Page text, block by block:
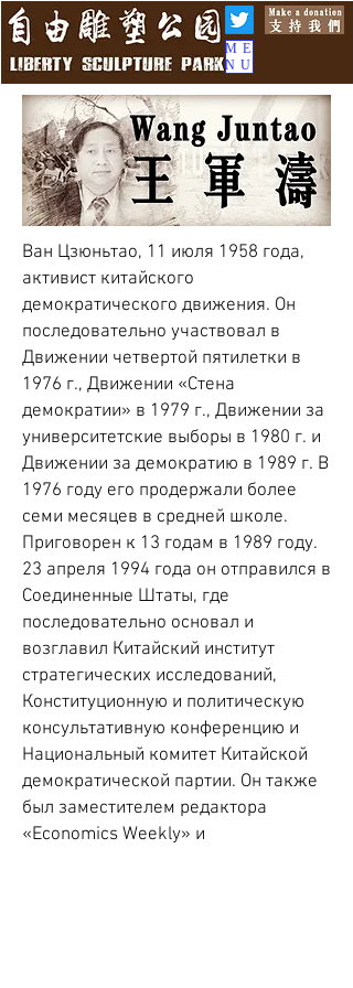
ME
NU
Ван Цзюньтао, 11 июля 1958 года,
активист китайского
демократического движения. Он
последовательно участвовал в
Движении четвертой пятилетки в
1976 г., Движении «Стена
демократии» в 1979 г., Движении за
университетские выборы в 1980 г. и
Движении за демократию в 1989 г. В
1976 году его продержали более
семи месяцев в средней школе.
Приговорен к 13 годам в 1989 году.
23 апреля 1994 года он отправился в
Соединенные Штаты, где
последовательно основал и
возглавил Китайский институт
стратегических исследований,
Конституционную и политическую
консультативную конференцию и
Национальный комитет Китайской
демократической партии. Он также
был заместителем редактора
«Economics Weekly» и